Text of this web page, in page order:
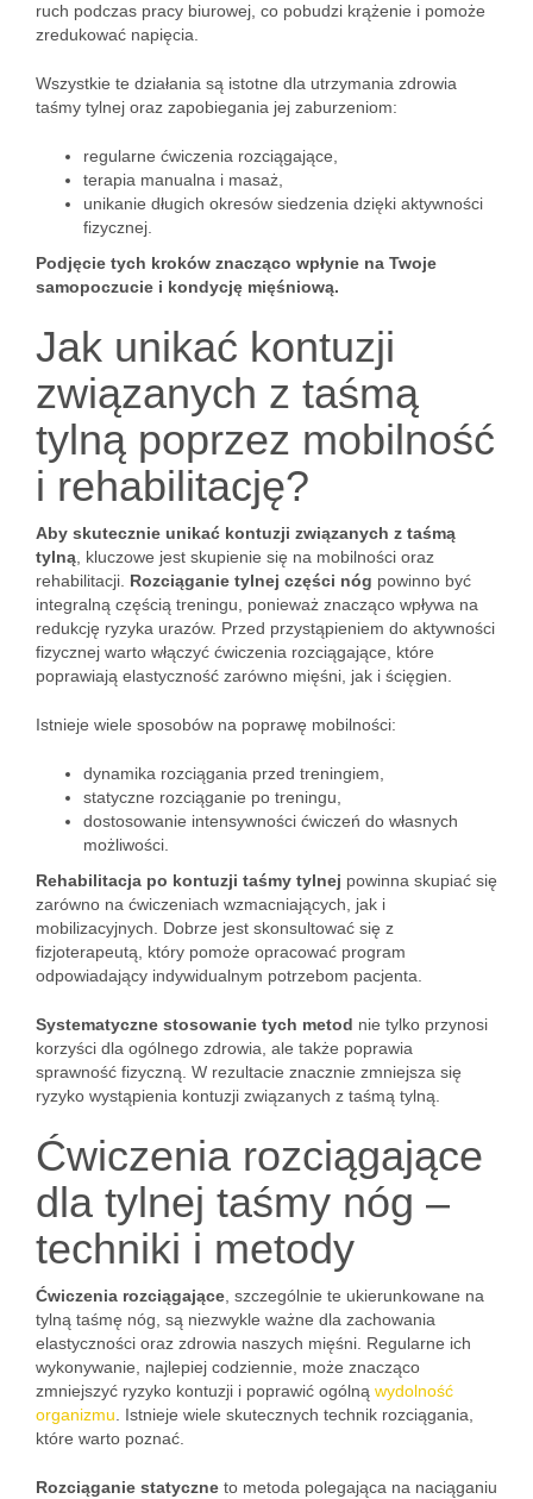
ruch podczas pracy biurowej, co pobudzi krążenie i pomoże
zredukować napięcia.
Wszystkie te działania są istotne dla utrzymania zdrowia
taśmy tylnej oraz zapobiegania jej zaburzeniom:
regularne ćwiczenia rozciągające,
terapia manualna i masaż,
unikanie długich okresów siedzenia dzięki aktywności
fizycznej.
Podjęcie tych kroków znacząco wpłynie na Twoje
samopoczucie i kondycję mięśniową.
Jak unikać kontuzji
związanych z taśmą
tylną poprzez mobilność
i rehabilitację?
Aby skutecznie unikać kontuzji związanych z taśmą
tylną , kluczowe jest skupienie się na mobilności oraz
rehabilitacji. Rozciąganie tylnej części nóg powinno być
integralną częścią treningu, ponieważ znacząco wpływa na
redukcję ryzyka urazów. Przed przystąpieniem do aktywności
fizycznej warto włączyć ćwiczenia rozciągające, które
poprawiają elastyczność zarówno mięśni, jak i ścięgien.
Istnieje wiele sposobów na poprawę mobilności:
dynamika rozciągania przed treningiem,
statyczne rozciąganie po treningu,
dostosowanie intensywności ćwiczeń do własnych
możliwości.
Rehabilitacja po kontuzji taśmy tylnej powinna skupiać się
zarówno na ćwiczeniach wzmacniających, jak i
mobilizacyjnych. Dobrze jest skonsultować się z
fizjoterapeutą, który pomoże opracować program
odpowiadający indywidualnym potrzebom pacjenta.
Systematyczne stosowanie tych metod nie tylko przynosi
korzyści dla ogólnego zdrowia, ale także poprawia
sprawność fizyczną. W rezultacie znacznie zmniejsza się
ryzyko wystąpienia kontuzji związanych z taśmą tylną.
Ćwiczenia rozciągające
dla tylnej taśmy nóg –
techniki i metody
Ćwiczenia rozciągające , szczególnie te ukierunkowane na
tylną taśmę nóg, są niezwykle ważne dla zachowania
elastyczności oraz zdrowia naszych mięśni. Regularne ich
wykonywanie, najlepiej codziennie, może znacząco
zmniejszyć ryzyko kontuzji i poprawić ogólną wydolność
organizmu . Istnieje wiele skutecznych technik rozciągania,
które warto poznać.
Rozciąganie statyczne to metoda polegająca na naciąganiu